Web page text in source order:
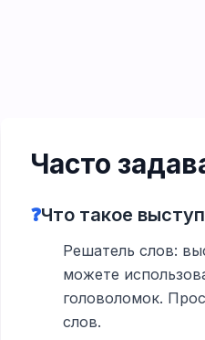
Часто
❓Что такое
Решатель слов:
можете
головоломок.
слов.